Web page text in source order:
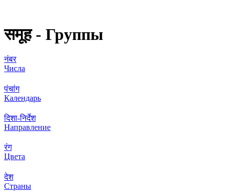
समूह - Группы
नंबर
Числа
पंचांग
Календарь
दिशा-निर्देश
Направление
रंग
Цвета
देश
Страны